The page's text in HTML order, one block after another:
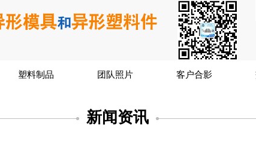
塑料制品 团队照片 客户合影
新闻资讯